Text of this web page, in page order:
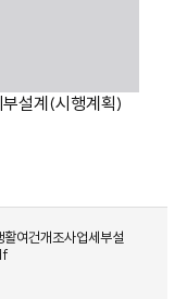
설계(시행계획)
여건개조사업세부설